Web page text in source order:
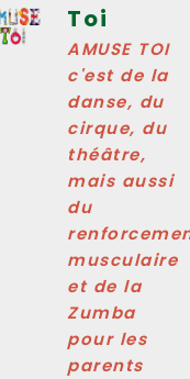
Toi
AMUSE TOI
c'est de la
danse, du
cirque, du
théâtre,
mais aussi
du
musculaire
et de la
Zumba
pour les
parents